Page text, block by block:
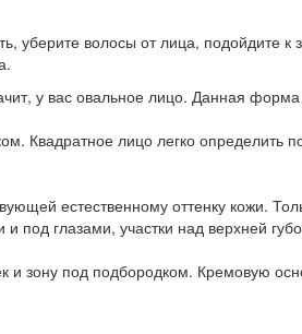
волосы от лица, подойдите
вас овальное лицо. Данная форма
Квадратное лицо легко
естественному оттенку кожи.
глазами, участки над верхней
зону под подбородком. Кремовую